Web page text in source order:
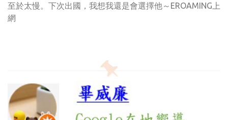
至於太慢。下次出國，我想我還是會選擇他～EROAMING上
網